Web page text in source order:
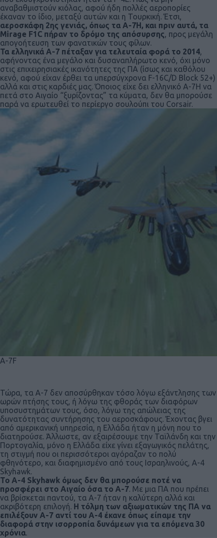
αναβαθμιστούν κιόλας, αφού ήδη πολλές αεροπορίες
έκαναν το ίδιο, μεταξύ αυτών και η Τουρκική. Έτσι,
αεροσκάφη 2ης γενιάς, όπως τα Α-7Η, και πριν αυτά, τα
Mirage F1C πήραν το δρόμο της απόσυρσης, προς μεγάλη
απογοήτευση των φανατικών τους φίλων.
Τα ελληνικά Α-7 πέταξαν για τελευταία φορά το 2014,
αφήνοντας ένα μεγάλο και δυσαναπλήρωτο κενό, όχι μόνο
στις επιχειρησιακές ικανότητες της ΠΑ (ίσως και καθόλου
κενό, αφού είχαν έρθει τα υπερσύγχρονα F-16C/D Block 52+)
αλλά και στις καρδιές μας. Όποιος είχε δει ελληνικό Α-7Η να
πετά στο Αιγαίο “ξυρίζοντας” τα κύματα, δεν θα μπορούσε
παρά να ερωτευθεί το περίεργο σουλούπι του Corsair.
A-7F
Τώρα, τα Α-7 δεν αποσύρθηκαν τόσο λόγω εξάντλησης των
ωρών πτήσης τους, ή λόγω της φθοράς των διαφόρων
υποσυστημάτων τους, όσο, λόγω της απώλειας της
δυνατότητας συντήρησης του αεροσκάφους. Έχοντας βγει
από αμερικανική υπηρεσία, η Ελλάδα ήταν η μόνη που το
διατηρούσε. Άλλωστε, αν εξαιρέσουμε την Ταϊλάνδη και την
Πορτογαλία, μόνο η Ελλάδα είχε γίνει εξαγωγικός πελάτης,
τη στιγμή που οι περισσότεροι αγόραζαν το πολύ
φθηνότερο, και διαφημισμένο από τους Ισραηλινούς, Α-4
Skyhawk.
To Α-4 Skyhawk όμως δεν θα μπορούσε ποτέ να
προσφέρει στο Αιγαίο όσα το Α-7. Με μια ΠΑ που πρέπει
να βρίσκεται παντού, τα Α-7 ήταν η καλύτερη αλλά και
ακριβότερη επιλογή. Η τόλμη των αξιωματικών της ΠΑ να
επιλέξουν Α-7 αντί του Α-4 έκανε όπως είπαμε την
διαφορά στην ισορροπία δυνάμεων για τα επόμενα 30
χρόνια.